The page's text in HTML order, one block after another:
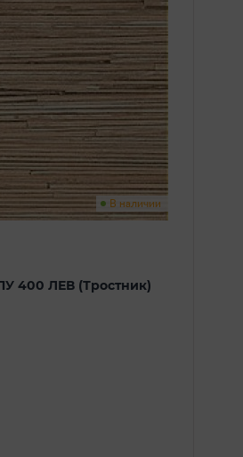
В наличии
400 ЛЕВ (Тростник)